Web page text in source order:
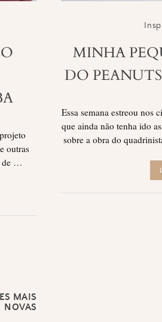
outras
de …
MINHA
DO
Essa semana estreou nos
que ainda não tenha ido
sobre a obra do
MAIS
NOVAS